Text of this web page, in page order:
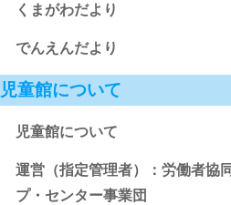
くまがわだより
でんえんだより
児童館について
児童館について
運営（指定管理者）：労働者協
プ・センター事業団